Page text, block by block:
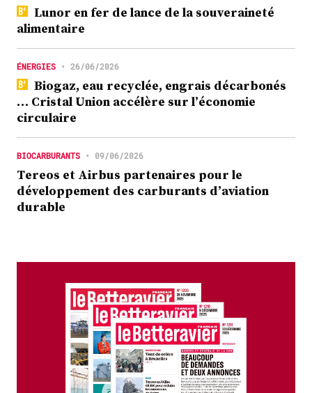
Lunor en fer de lance de la souveraineté
alimentaire
ÉNERGIES • 26/06/2026
Biogaz, eau recyclée, engrais décarbonés
… Cristal Union accélère sur l’économie
circulaire
BIOCARBURANTS • 09/06/2026
Tereos et Airbus partenaires pour le
développement des carburants d’aviation
durable